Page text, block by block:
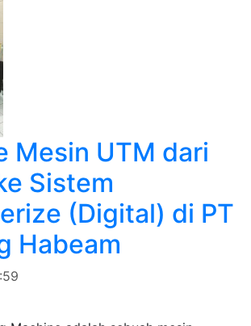
Mesin UTM dari
Sistem
(Digital) di PT
Habeam